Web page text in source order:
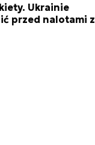
Ukrainie
przed nalotami z